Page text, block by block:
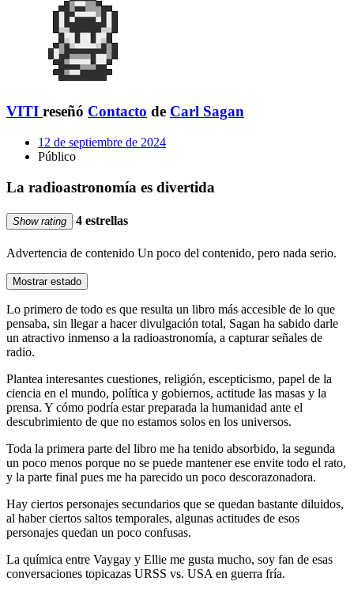
VITI reseñó Contacto de Carl Sagan
12 de septiembre de 2024
Público
La radioastronomía es divertida
Show rating 4 estrellas
Advertencia de contenido Un poco del contenido, pero nada serio.
Mostrar estado
Lo primero de todo es que resulta un libro más accesible de lo que
pensaba, sin llegar a hacer divulgación total, Sagan ha sabido darle
un atractivo inmenso a la radioastronomía, a capturar señales de
radio.
Plantea interesantes cuestiones, religión, escepticismo, papel de la
ciencia en el mundo, política y gobiernos, actitude las masas y la
prensa. Y cómo podría estar preparada la humanidad ante el
descubrimiento de que no estamos solos en los universos.
Toda la primera parte del libro me ha tenido absorbido, la segunda
un poco menos porque no se puede mantener ese envite todo el rato,
y la parte final pues me ha parecido un poco descorazonadora.
Hay ciertos personajes secundarios que se quedan bastante diluidos,
al haber ciertos saltos temporales, algunas actitudes de esos
personajes quedan un poco confusas.
La química entre Vaygay y Ellie me gusta mucho, soy fan de esas
conversaciones topicazas URSS vs. USA en guerra fría.